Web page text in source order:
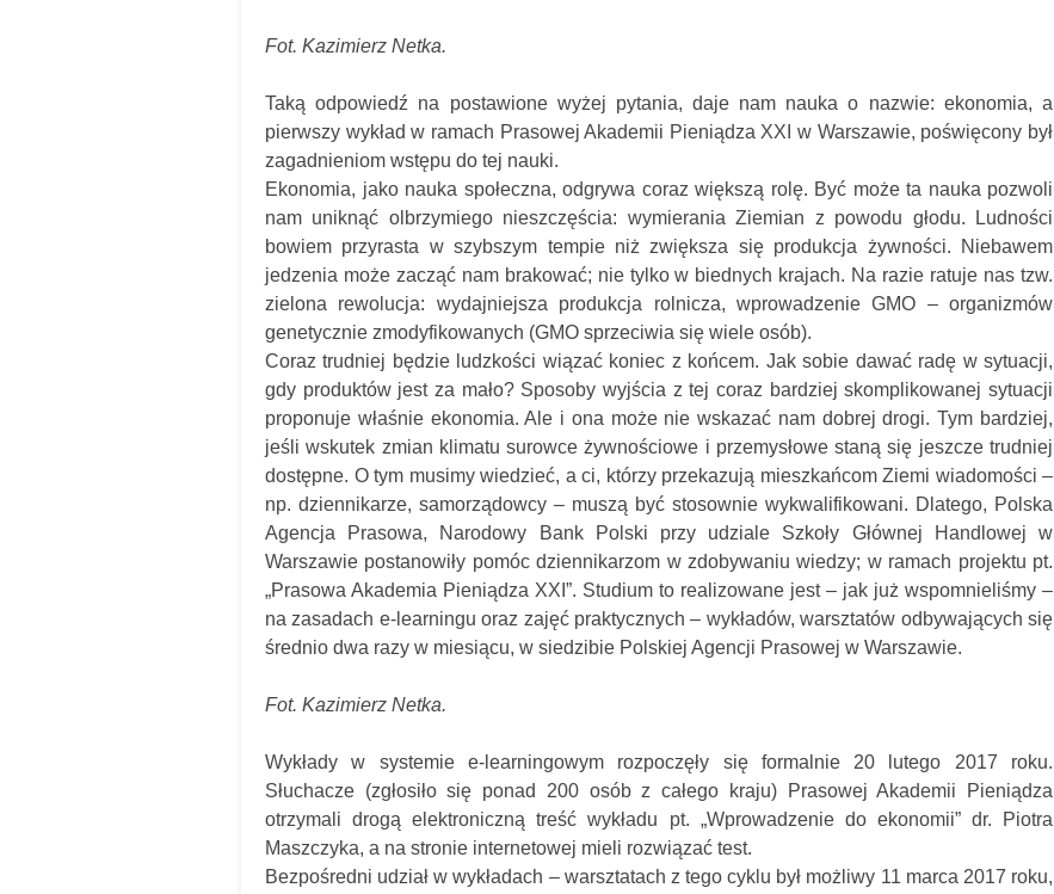
Fot. Kazimierz Netka.
Taką odpowiedź na postawione wyżej pytania, daje nam nauka o nazwie: ekonomia, a
pierwszy wykład w ramach Prasowej Akademii Pieniądza XXI w Warszawie, poświęcony był
zagadnieniom wstępu do tej nauki.
Ekonomia, jako nauka społeczna, odgrywa coraz większą rolę. Być może ta nauka pozwoli
nam uniknąć olbrzymiego nieszczęścia: wymierania Ziemian z powodu głodu. Ludności
bowiem przyrasta w szybszym tempie niż zwiększa się produkcja żywności. Niebawem
jedzenia może zacząć nam brakować; nie tylko w biednych krajach. Na razie ratuje nas tzw.
zielona rewolucja: wydajniejsza produkcja rolnicza, wprowadzenie GMO – organizmów
genetycznie zmodyfikowanych (GMO sprzeciwia się wiele osób).
Coraz trudniej będzie ludzkości wiązać koniec z końcem. Jak sobie dawać radę w sytuacji,
gdy produktów jest za mało? Sposoby wyjścia z tej coraz bardziej skomplikowanej sytuacji
proponuje właśnie ekonomia. Ale i ona może nie wskazać nam dobrej drogi. Tym bardziej,
jeśli wskutek zmian klimatu surowce żywnościowe i przemysłowe staną się jeszcze trudniej
dostępne. O tym musimy wiedzieć, a ci, którzy przekazują mieszkańcom Ziemi wiadomości –
np. dziennikarze, samorządowcy – muszą być stosownie wykwalifikowani. Dlatego, Polska
Agencja Prasowa, Narodowy Bank Polski przy udziale Szkoły Głównej Handlowej w
Warszawie postanowiły pomóc dziennikarzom w zdobywaniu wiedzy; w ramach projektu pt.
„Prasowa Akademia Pieniądza XXI”. Studium to realizowane jest – jak już wspomnieliśmy –
na zasadach e-learningu oraz zajęć praktycznych – wykładów, warsztatów odbywających się
średnio dwa razy w miesiącu, w siedzibie Polskiej Agencji Prasowej w Warszawie.
Fot. Kazimierz Netka.
Wykłady w systemie e-learningowym rozpoczęły się formalnie 20 lutego 2017 roku.
Słuchacze (zgłosiło się ponad 200 osób z całego kraju) Prasowej Akademii Pieniądza
otrzymali drogą elektroniczną treść wykładu pt. „Wprowadzenie do ekonomii” dr. Piotra
Maszczyka, a na stronie internetowej mieli rozwiązać test.
Bezpośredni udział w wykładach – warsztatach z tego cyklu był możliwy 11 marca 2017 roku,